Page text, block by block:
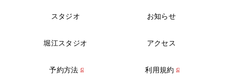
スタジオ お知らせ
堀江スタジオ アクセス
予約方法 利用規約